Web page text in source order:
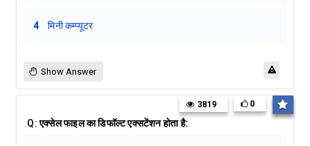
4 मिनी कम्प्यूटर
Show Answer
Q:एक्सेल फाइल का डिफॉल्ट एक्सटेंशन होता है:
3819 0